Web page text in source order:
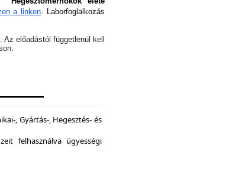
a linken. Laborfoglalkozás
előadástól függetlenül kell
, Gyártás-, Hegesztés- és
felhasználva ügyességi